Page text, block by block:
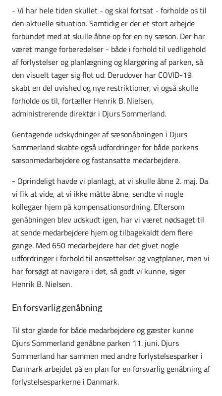
- Vi har hele tiden skullet - og skal fortsat - forholde os til
den aktuelle situation. Samtidig er der et stort arbejde
forbundet med at skulle åbne op for en ny sæson. Der har
været mange forberedelser - både i forhold til vedligehold
af forlystelser og planlægning og klargøring af parken, så
den visuelt tager sig flot ud. Derudover har COVID-19
skabt en del uvished og nye restriktioner, vi også skulle
forholde os til, fortæller Henrik B. Nielsen,
administrerende direktør i Djurs Sommerland.
Gentagende udskydninger af sæsonåbningen i Djurs
Sommerland skabte også udfordringer for både parkens
sæsonmedarbejdere og fastansatte medarbejdere.
- Oprindeligt havde vi planlagt, at vi skulle åbne 2. maj. Da
vi fik at vide, at vi ikke måtte åbne, sendte vi nogle
kollegaer hjem på kompensationsordning. Eftersom
genåbningen blev udskudt igen, har vi været nødsaget til
at sende medarbejdere hjem og tilbagekaldt dem flere
gange. Med 650 medarbejdere har det givet nogle
udfordringer i forhold til ansættelser og vagtplaner, men vi
har forsøgt at navigere i det, så godt vi kunne, siger
Henrik B. Nielsen.
En forsvarlig genåbning
Til stor glæde for både medarbejdere og gæster kunne
Djurs Sommerland genåbne parken 11. juni. Djurs
Sommerland har sammen med andre forlystelsesparker i
Danmark arbejdet på en plan for en forsvarlig genåbning af
forlystelsesparkerne i Danmark.